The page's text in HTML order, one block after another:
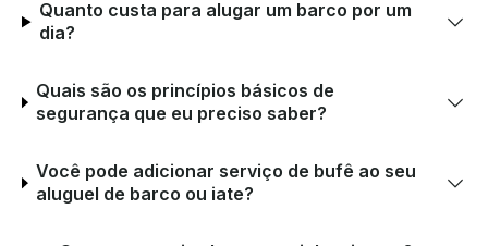
Quanto custa para alugar um barco por um
dia?
Quais são os princípios básicos de
segurança que eu preciso saber?
Você pode adicionar serviço de bufê ao seu
aluguel de barco ou iate?